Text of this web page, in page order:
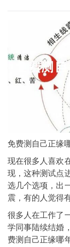
免费测自己正缘
现在很多人喜欢
现，这种测试点
选几个选项，出
震，有的人觉得
很多人在工作了
学同事陆续结婚
费测自己正缘哪